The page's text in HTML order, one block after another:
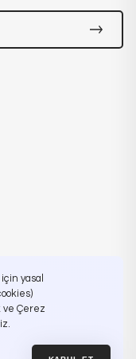
yasal
ve Çerez